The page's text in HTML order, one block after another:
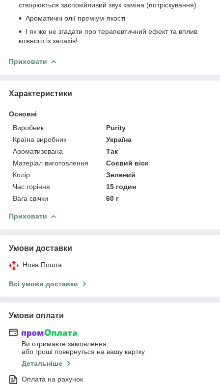
створюється заспокійливий звук каміна (потріскування).
Ароматичні олії преміум-якості
І як же не згадати про терапевтичний ефект та вплив
кожного із запахів!
Приховати
Характеристики
Основні
Виробник
Purity
Країна виробник
Україна
Ароматизована
Так
Матеріал виготовлення
Соєвий віск
Колір
Зелений
Час горіння
15 годин
Вага свічки
60 г
Приховати
Умови доставки
Нова Пошта
Всі умови доставки
Умови оплати
Ви отримаєте замовлення
або гроші повернуться на вашу картку
Детальніше
Оплата на рахунок